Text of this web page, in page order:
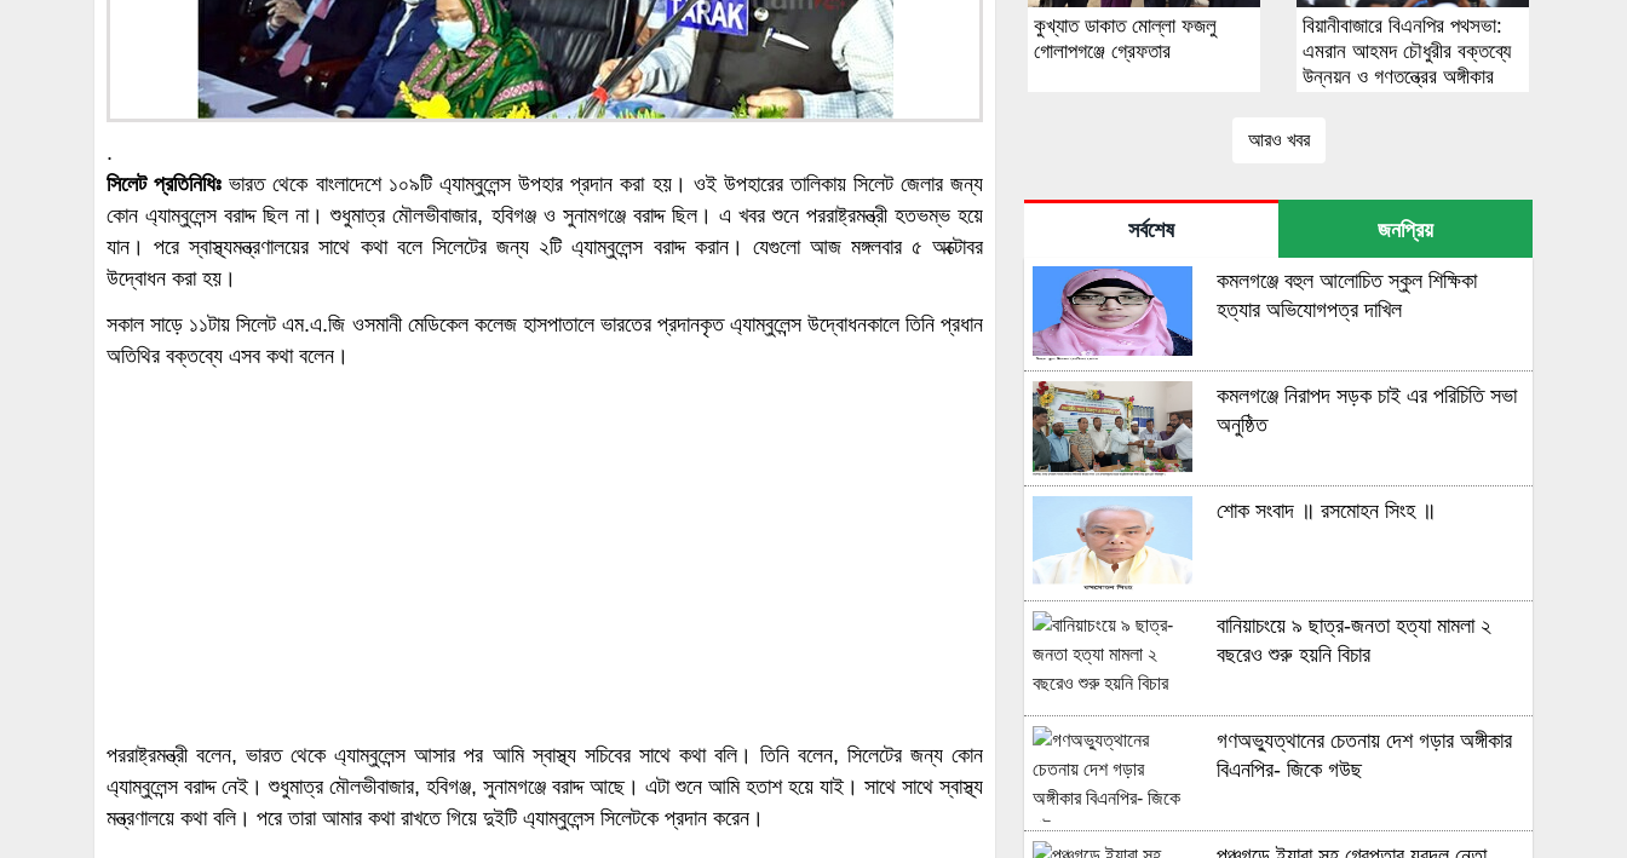
.
সিলেট প্রতিনিধিঃ ভারত থেকে বাংলাদেশে ১০৯টি এ্যাম্বুলেন্স উপহার প্রদান করা হয়। ওই উপহারের তালিকায় সিলেট জেলার জন্য
কোন এ্যাম্বুলেন্স বরাদ্দ ছিল না। শুধুমাত্র মৌলভীবাজার, হবিগঞ্জ ও সুনামগঞ্জে বরাদ্দ ছিল। এ খবর শুনে পররাষ্ট্রমন্ত্রী হতভম্ভ হয়ে
যান। পরে স্বাস্থ্যমন্ত্রণালয়ের সাথে কথা বলে সিলেটের জন্য ২টি এ্যাম্বুলেন্স বরাদ্দ করান। যেগুলো আজ মঙ্গলবার ৫ অক্টোবর
উদ্বোধন করা হয়।
সকাল সাড়ে ১১টায় সিলেট এম.এ.জি ওসমানী মেডিকেল কলেজ হাসপাতালে ভারতের প্রদানকৃত এ্যাম্বুলেন্স উদ্বোধনকালে তিনি প্রধান
অতিথির বক্তব্যে এসব কথা বলেন।
পররাষ্ট্রমন্ত্রী বলেন, ভারত থেকে এ্যাম্বুলেন্স আসার পর আমি স্বাস্থ্য সচিবের সাথে কথা বলি। তিনি বলেন, সিলেটের জন্য কোন
এ্যাম্বুলেন্স বরাদ্দ নেই। শুধুমাত্র মৌলভীবাজার, হবিগঞ্জ, সুনামগঞ্জে বরাদ্দ আছে। এটা শুনে আমি হতাশ হয়ে যাই। সাথে সাথে স্বাস্থ্য
মন্ত্রণালয়ে কথা বলি। পরে তারা আমার কথা রাখতে গিয়ে দুইটি এ্যাম্বুলেন্স সিলেটকে প্রদান করেন।
কুখ্যাত ডাকাত মোল্লা ফজলু
গোলাপগঞ্জে গ্রেফতার
বিয়ানীবাজারে বিএনপির পথসভা:
এমরান আহমদ চৌধুরীর বক্তব্যে
উন্নয়ন ও গণতন্ত্রের অঙ্গীকার
আরও খবর
সর্বশেষ জনপ্রিয়
কমলগঞ্জে বহুল আলোচিত স্কুল শিক্ষিকা
হত্যার অভিযোগপত্র দাখিল
কমলগঞ্জে নিরাপদ সড়ক চাই এর পরিচিতি সভা
অনুষ্ঠিত
শোক সংবাদ ॥ রসমোহন সিংহ ॥
বানিয়াচংয়ে ৯ ছাত্র-জনতা হত্যা মামলা ২
বছরেও শুরু হয়নি বিচার
গণঅভ্যুত্থানের চেতনায় দেশ গড়ার অঙ্গীকার
বিএনপির- জিকে গউছ